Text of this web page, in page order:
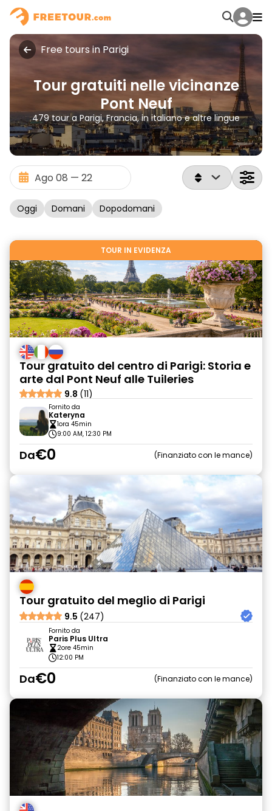
Free tours in Parigi
Tour gratuiti nelle vicinanze
Pont Neuf
479 tour a Parigi, Francia, in italiano e altre lingue
Oggi Domani Dopodomani
TOUR IN EVIDENZA
Tour gratuito del centro di Parigi: Storia e
arte dal Pont Neuf alle Tuileries
9.8 (11)
Fornito da
Kateryna
1ora 45min
9:00 AM, 12:30 PM
Da€0 Finanziato con le mance
Tour gratuito del meglio di Parigi
9.5 (247)
Fornito da
Paris Plus Ultra
2ore 45min
12:00 PM
Da€0 Finanziato con le mance